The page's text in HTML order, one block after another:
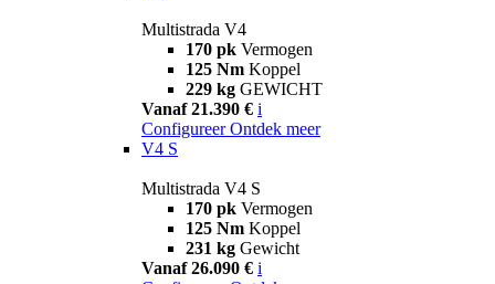
Multistrada V4
170 pk Vermogen
125 Nm Koppel
229 kg GEWICHT
Vanaf 21.390 € i
Configureer Ontdek meer
V4 S
Multistrada V4 S
170 pk Vermogen
125 Nm Koppel
231 kg Gewicht
Vanaf 26.090 € i